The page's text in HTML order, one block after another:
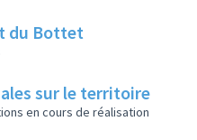
du Bottet
sur le territoire
en cours de réalisation